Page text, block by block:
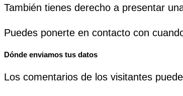
También tienes derecho a presentar
Puedes ponerte en contacto con
Dónde enviamos tus datos
Los comentarios de los visitantes